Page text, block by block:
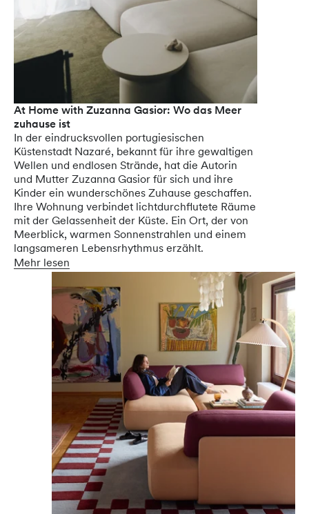
At Home with Zuzanna Gasior: Wo das Meer
zuhause ist
In der eindrucksvollen portugiesischen
Küstenstadt Nazaré, bekannt für ihre gewaltigen
Wellen und endlosen Strände, hat die Autorin
und Mutter Zuzanna Gasior für sich und ihre
Kinder ein wunderschönes Zuhause geschaffen.
Ihre Wohnung verbindet lichtdurchflutete Räume
mit der Gelassenheit der Küste. Ein Ort, der von
Meerblick, warmen Sonnenstrahlen und einem
langsameren Lebensrhythmus erzählt.
Mehr lesen